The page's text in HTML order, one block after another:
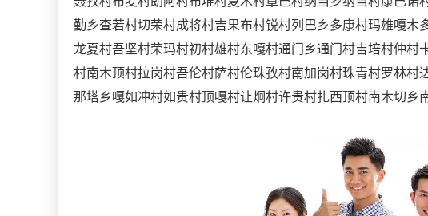
勤乡查若村切荣村成将村吉果布村锐村列巴乡多康村玛雄嘎
龙夏村吾坚村荣玛村初村雄村东嘎村通门乡通门村吉培村仲
村南木顶村拉岗村吾伦村萨村伦珠孜村南加岗村珠青村罗林
那塔乡嘎如冲村如贵村顶嘎村让炯村许贵村扎西顶村南木切乡